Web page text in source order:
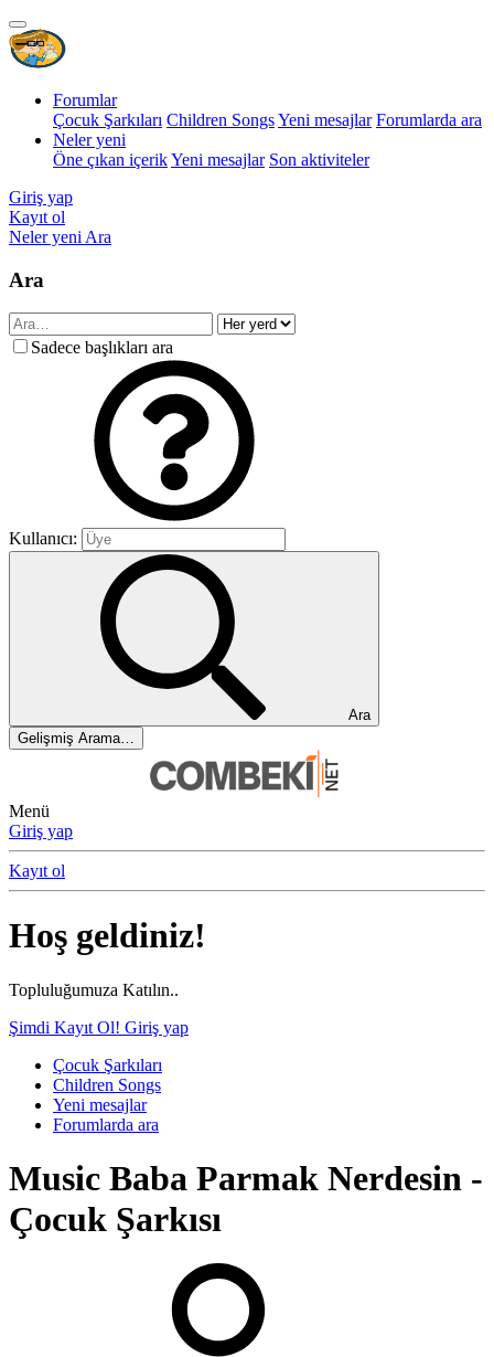
Forumlar
Çocuk Şarkıları Children SongsYeni mesajlar Forumlarda ara
Neler yeni
Öne çıkan içerikYeni mesajlar Son aktiviteler
Giriş yap
Kayıt ol
Neler yeni Ara
Ara
Sadece başlıkları ara
Kullanıcı:
Ara
Gelişmiş Arama…
Menü
Giriş yap
Kayıt ol
Hoş geldiniz!
Topluluğumuza Katılın..
Şimdi Kayıt Ol! Giriş yap
Çocuk Şarkıları
Children Songs
Yeni mesajlar
Forumlarda ara
Music Baba Parmak Nerdesin -
Çocuk Şarkısı